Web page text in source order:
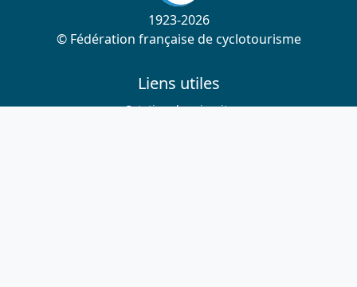
1923-2026
© Fédération française de cyclotourisme
Liens utiles
Cotation des circuits